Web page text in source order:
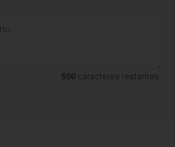
500caracteres restantes.